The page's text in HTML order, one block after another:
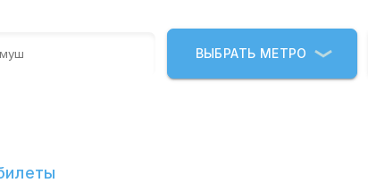
ВЫБРАТЬ МЕТРО